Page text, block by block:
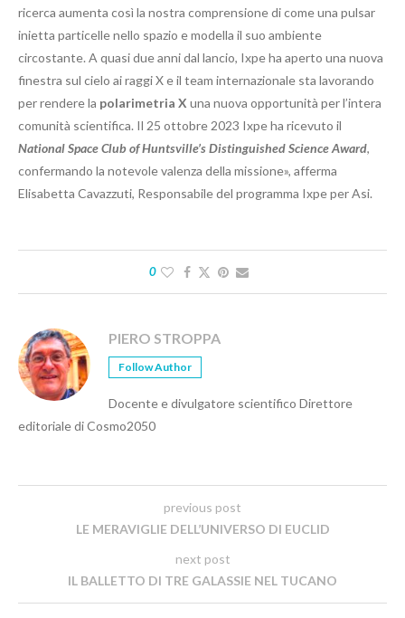
ricerca aumenta così la nostra comprensione di come una pulsar
inietta particelle nello spazio e modella il suo ambiente
circostante. A quasi due anni dal lancio, Ixpe ha aperto una nuova
finestra sul cielo ai raggi X e il team internazionale sta lavorando
per rendere la polarimetria X una nuova opportunità per l’intera
comunità scientifica. Il 25 ottobre 2023 Ixpe ha ricevuto il
National Space Club of Huntsville’s Distinguished Science Award,
confermando la notevole valenza della missione», afferma
Elisabetta Cavazzuti, Responsabile del programma Ixpe per Asi.
0
PIERO STROPPA
Follow Author
Docente e divulgatore scientifico Direttore
editoriale di Cosmo2050
previous post
LE MERAVIGLIE DELL’UNIVERSO DI EUCLID
next post
IL BALLETTO DI TRE GALASSIE NEL TUCANO